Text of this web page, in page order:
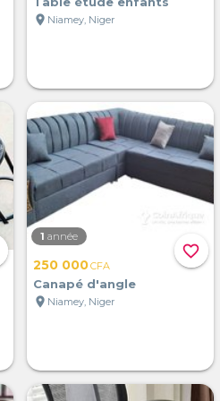
location_on Niamey, Niger
favorite_border
1 année
250 000CFA
Canapé d'angle
location_on Niamey, Niger